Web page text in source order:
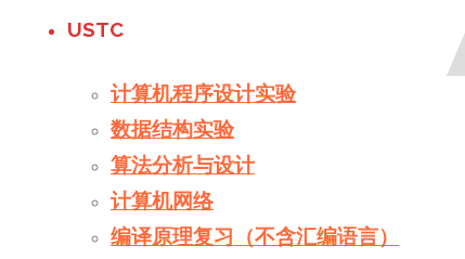
USTC
计算机程序设计实验
数据结构实验
算法分析与设计
计算机网络
编译原理复习（不含汇编语言）